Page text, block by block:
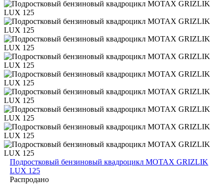
Подростковый бензиновый квадроцикл MOTAX GRIZLIK
LUX 125
Распродано